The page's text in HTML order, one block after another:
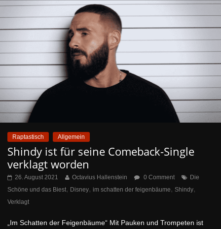
Raptastisch Allgemein
Shindy ist für seine Comeback-Single
verklagt worden
26. August 2021 Octavius Hallenstein 0 Comment
Die
Schöne und das Biest, Disney, im schatten der feigenbäume, Shindy,
Verklagt
„Im Schatten der Feigenbäume“ Mit Pauken und Trompeten ist